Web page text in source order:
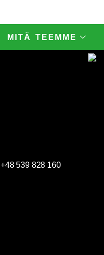
MITÄ TEEMME
+48 539 828 160